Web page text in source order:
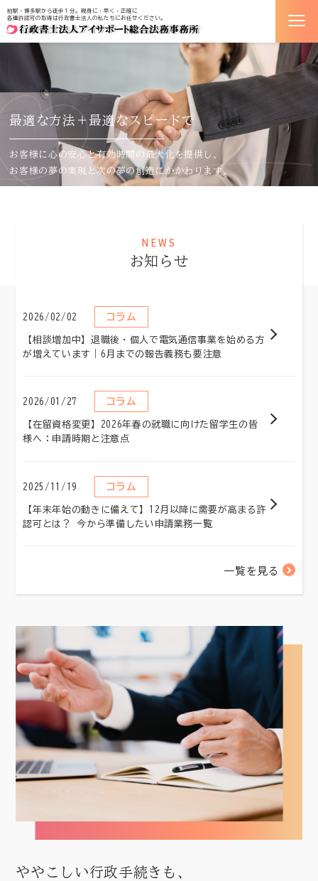
柏駅・博多駅から徒歩１分。親身に・早く・正確に
各種許認可の取得は行政書士法人の私たちにお任せください。
最適な方法＋最適なスピードで
お客様に心の安心と有効時間の最大化 を提供し、
お客様の 夢の実現 と次の夢の創造 にかかわります。
NEWS
お知らせ
2026/02/02 コラム
【相談増加中】退職後・個人で電気通信事業を始める方
が増えています｜6月までの報告義務も要注意
2026/01/27 コラム
【在留資格変更】2026年春の就職に向けた留学生の皆
様へ：申請時期と注意点
2025/11/19 コラム
【年末年始の動きに備えて】12月以降に需要が高まる許
認可とは？ 今から準備したい申請業務一覧
一覧を見る
ややこしい行政手続きも、